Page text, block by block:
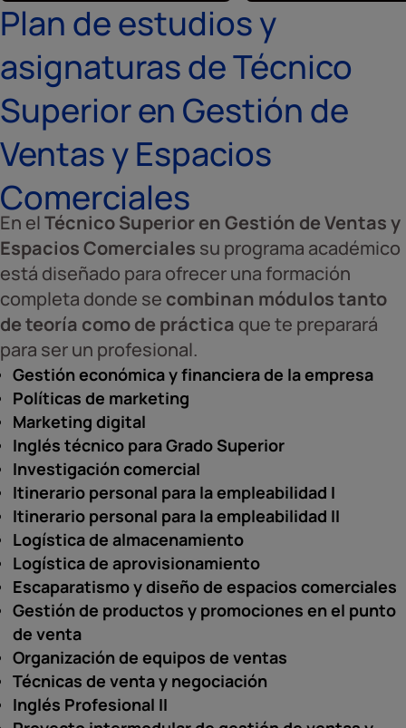
Plan de estudios y
asignaturas de Técnico
Superior en Gestión de
Ventas y Espacios
Comerciales
En elTécnico Superior en Gestión de Ventas y
Espacios Comerciales su programa académico
está diseñado para ofrecer una formación
completa donde se combinan módulos tanto
de teoría como de práctica que te preparará
para ser un profesional.
Gestión económica y financiera de la empresa
Políticas de marketing
Marketing digital
Inglés técnico para Grado Superior
Investigación comercial
Itinerario personal para la empleabilidad I
Itinerario personal para la empleabilidad II
Logística de almacenamiento
Logística de aprovisionamiento
Escaparatismo y diseño de espacios comerciales
Gestión de productos y promociones en el punto
de venta
Organización de equipos de ventas
Técnicas de venta y negociación
Inglés Profesional II